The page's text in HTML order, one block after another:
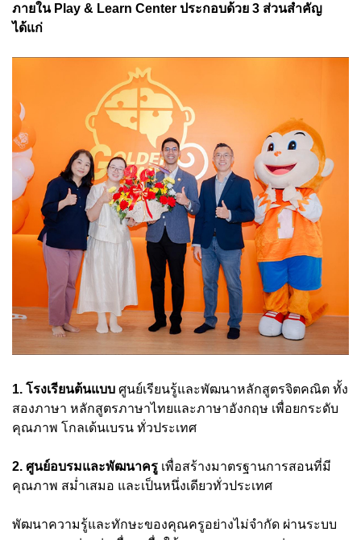
ภายใน Play & Learn Center ประกอบด้วย 3 ส่วนสำคัญ
ได้แก่
1. โรงเรียนต้นแบบ ศูนย์เรียนรู้และพัฒนาหลักสูตรจิตคณิต ทั้ง
สองภาษา หลักสูตรภาษาไทยและภาษาอังกฤษ เพื่อยกระดับ
คุณภาพ โกลเด้นเบรน ทั่วประเทศ
2. ศูนย์อบรมและพัฒนาครู เพื่อสร้างมาตรฐานการสอนที่มี
คุณภาพ สม่ำเสมอ และเป็นหนึ่งเดียวทั่วประเทศ
พัฒนาความรู้และทักษะของคุณครูอย่างไม่จำกัด ผ่านระบบ